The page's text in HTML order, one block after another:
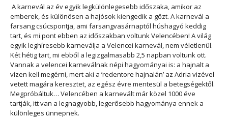
A karnevál az év egyik legkülönlegesebb időszaka, amikor az
emberek, és különösen a hajósok kiengedik a gőzt. A karnevál a
farsang csúcspontja, ami farsangvasárnaptól húshagyó keddig
tart, és mi pont ebben az időszakban voltunk Velencében! A világ
egyik leghíresebb karneválja a Velencei karnevál, nem véletlenül.
Két hétig tart, mi ebből a legizgalmasabb 2,5 napban voltunk ott.
Vannak a velencei karneválnak népi hagyományai is: a hajnalt a
vízen kell megérni, mert aki a ’redentore hajnalán’ az Adria vizével
vetett magára keresztet, az egész évre mentesül a betegségektől.
Megpróbáltuk… Velencében a karnevált már közel 1000 éve
tartják, itt van a legnagyobb, legerősebb hagyománya ennek a
különleges ünnepnek.